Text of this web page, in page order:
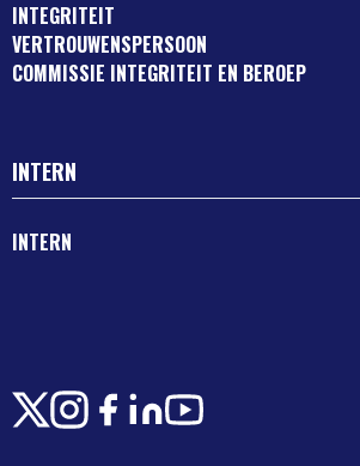
INTEGRITEIT
VERTROUWENSPERSOON
COMMISSIE INTEGRITEIT EN BEROEP
INTERN
INTERN
X Instagram
Facebook
LinkedIn
Youtube